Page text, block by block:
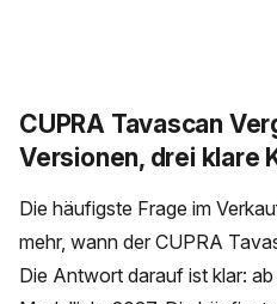
CUPRA Tavascan
Versionen, drei klare
Die häufigste Frage im
mehr, wann der CUPRA
Die Antwort darauf ist klar: